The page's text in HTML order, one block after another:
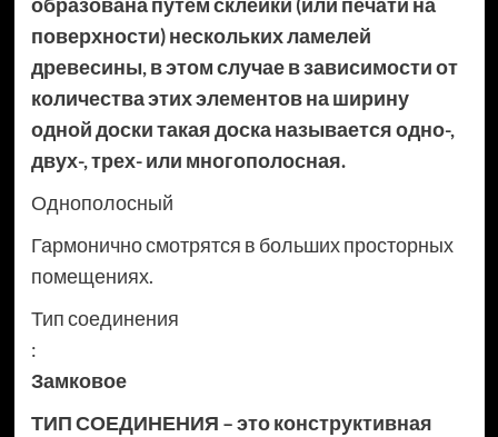
поверхности) нескольких ламелей
древесины, в этом случае в зависимости от
количества этих элементов на ширину
одной доски такая доска называется одно-,
двух-, трех- или многополосная.
Однополосный
Гармонично смотрятся в больших просторных
помещениях.
Тип соединения
:
Замковое
ТИП СОЕДИНЕНИЯ – это конструктивная